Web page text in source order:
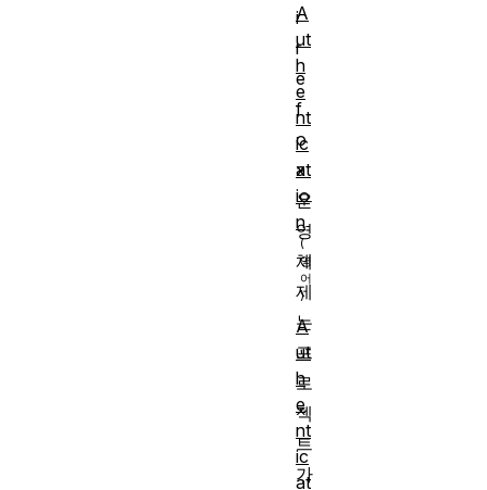
i
r
e
f
o
x
운
영
체
제
는
프
로
젝
트
가
A
ut
h
e
nt
ic
at
io
n
A
ut
h
e
nt
ic
at